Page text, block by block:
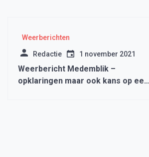
Weerberichten
Redactie 1 november 2021
Weerbericht Medemblik –
opklaringen maar ook kans op een